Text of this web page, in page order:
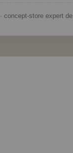
· concept-store expert